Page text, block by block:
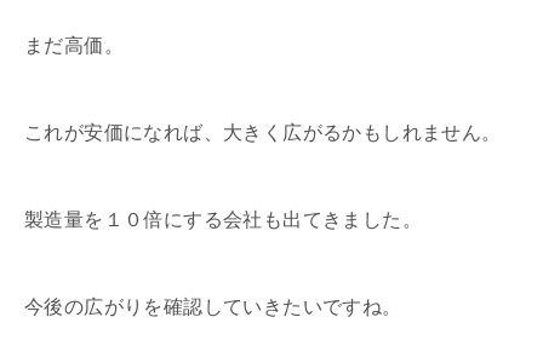
まだ高価。
これが安価になれば、大きく広がるかもしれません。
製造量を１０倍にする会社も出てきました。
今後の広がりを確認していきたいですね。